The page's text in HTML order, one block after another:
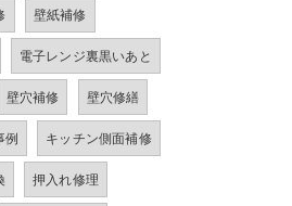
壁紙補修
電子レンジ裏黒いあと
壁穴補修 壁穴修繕
例 キッチン側面補修
押入れ修理